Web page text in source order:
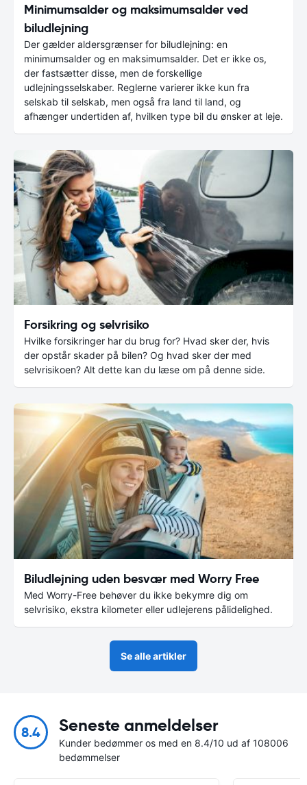
Minimumsalder og maksimumsalder ved
biludlejning
Der gælder aldersgrænser for biludlejning: en
minimumsalder og en maksimumsalder. Det er ikke os,
der fastsætter disse, men de forskellige
udlejningsselskaber. Reglerne varierer ikke kun fra
selskab til selskab, men også fra land til land, og
afhænger undertiden af, hvilken type bil du ønsker at leje.
Forsikring og selvrisiko
Hvilke forsikringer har du brug for? Hvad sker der, hvis
der opstår skader på bilen? Og hvad sker der med
selvrisikoen? Alt dette kan du læse om på denne side.
Biludlejning uden besvær med Worry Free
Med Worry-Free behøver du ikke bekymre dig om
selvrisiko, ekstra kilometer eller udlejerens pålidelighed.
Se alle artikler
8.4 Seneste anmeldelser
Kunder bedømmer os med en 8.4/10 ud af 108006
bedømmelser